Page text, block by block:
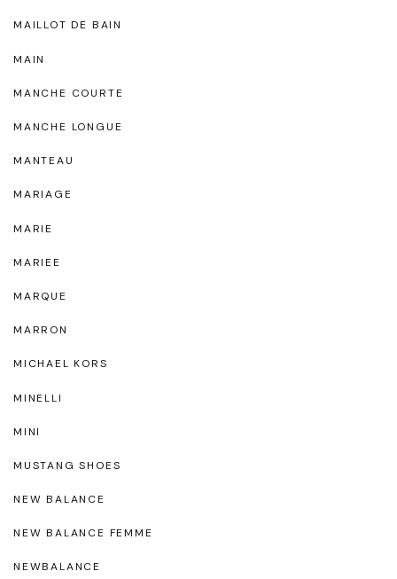
MAILLOT DE BAIN
MAIN
MANCHE COURTE
MANCHE LONGUE
MANTEAU
MARIAGE
MARIE
MARIEE
MARQUE
MARRON
MICHAEL KORS
MINELLI
MINI
MUSTANG SHOES
NEW BALANCE
NEW BALANCE FEMME
NEWBALANCE